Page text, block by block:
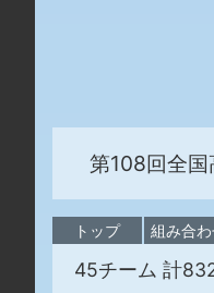
第108回全
トップ 組み合
45チーム 計